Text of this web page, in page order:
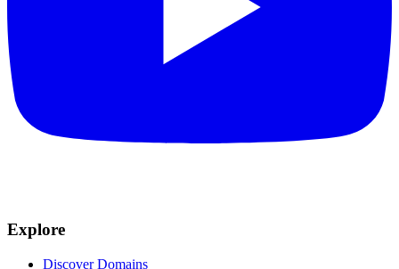
Explore
Discover Domains